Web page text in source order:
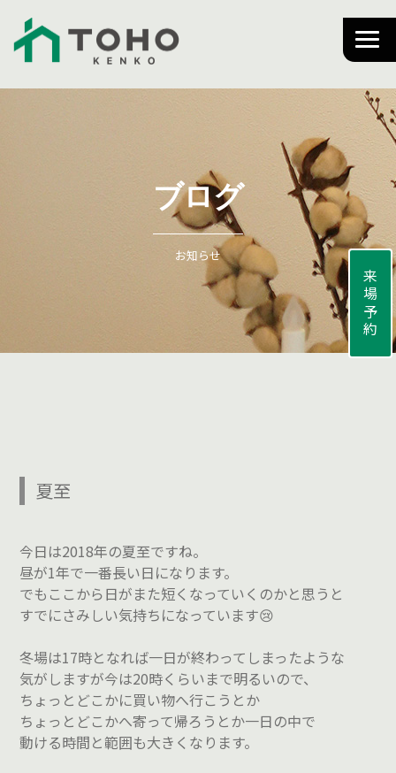
来場予約
ブログ
お知らせ
夏至
今日は2018年の夏至ですね。
昼が1年で一番長い日になります。
でもここから日がまた短くなっていくのかと思うと
すでにさみしい気持ちになっています😢
冬場は17時となれば一日が終わってしまったような
気がしますが今は20時くらいまで明るいので、
ちょっとどこかに買い物へ行こうとか
ちょっとどこかへ寄って帰ろうとか一日の中で
動ける時間と範囲も大きくなります。